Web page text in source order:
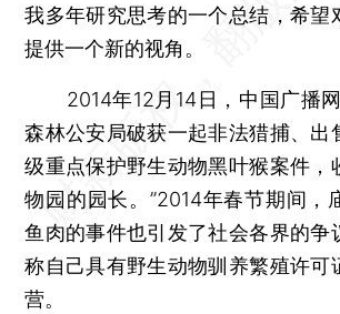
我多年研究思考的一个总结，希望
提供一个新的视角。
2014年12月14日，中国广播网
森林公安局破获一起非法猎捕、出
级重点保护野生动物黑叶猴案件，
物园的园长。”2014年春节期间，
鱼肉的事件也引发了社会各界的争
称自己具有野生动物驯养繁殖许可
营。